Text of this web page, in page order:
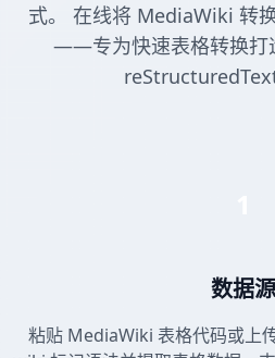
式。 在线将 MediaWiki 转
——专为快速表格转换打
reStructuredText
数据源
粘贴 MediaWiki 表格代码或上